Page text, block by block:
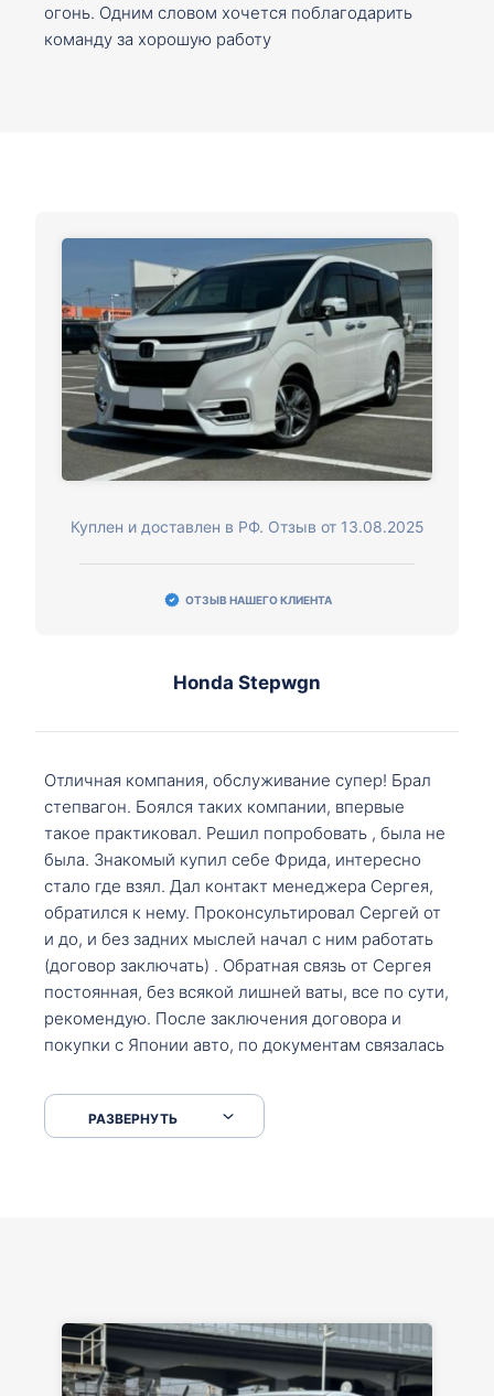
огонь. Одним словом хочется поблагодарить
команду за хорошую работу
Куплен и доставлен в РФ. Отзыв от 13.08.2025
ОТЗЫВ НАШЕГО КЛИЕНТА
Honda Stepwgn
Отличная компания, обслуживание супер! Брал
степвагон. Боялся таких компании, впервые
такое практиковал. Решил попробовать , была не
была. Знакомый купил себе Фрида, интересно
стало где взял. Дал контакт менеджера Сергея,
обратился к нему. Проконсультировал Сергей от
и до, и без задних мыслей начал с ним работать
(договор заключать) . Обратная связь от Сергея
постоянная, без всякой лишней ваты, все по сути,
рекомендую. После заключения договора и
покупки с Японии авто, по документам связалась
что заполнить, куда зайти, образцы и т.д. После
приехал за авто. Меня тепло встретили Сергей с
РАЗВЕРНУТЬ